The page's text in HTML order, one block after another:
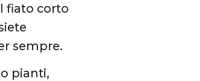
fiato corto
sempre.
pianti,